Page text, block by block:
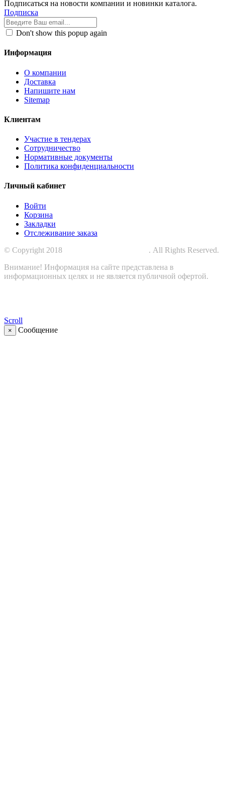
Подписаться на новости компании и новинки каталога.
Подписка
Don't show this popup again
Информация
О компании
Доставка
Напишите нам
Sitemap
Клиентам
Участие в тендерах
Сотрудничество
Нормативные документы
Политика конфиденциальности
Личный кабинет
Войти
Корзина
Закладки
Отслеживание заказа
© Copyright 2018
. All Rights Reserved.
Внимание! Информация на сайте представлена в
информационных целях и не является публичной офертой.
Scroll
× Сообщение